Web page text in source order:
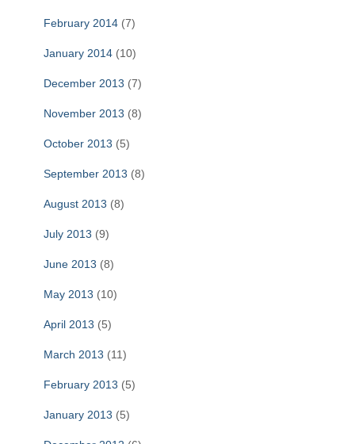
February 2014 (7)
January 2014 (10)
December 2013 (7)
November 2013 (8)
October 2013 (5)
September 2013 (8)
August 2013 (8)
July 2013 (9)
June 2013 (8)
May 2013 (10)
April 2013 (5)
March 2013 (11)
February 2013 (5)
January 2013 (5)